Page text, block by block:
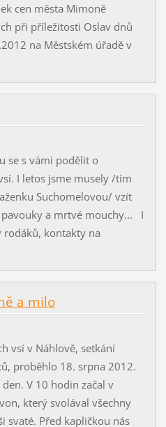
cen města Mimoně
při příležitosti Oslav dnů
na Městském úřadě v
se s vámi podělit o
I letos jsme musely /tím
Suchomelovou/ vzít
a mrtvé mouchy... I
rodáků, kontakty na
a milo
vsí v Náhlově, setkání
proběhlo 18. srpna 2012.
V 10 hodin začal v
který svolával všechny
svaté. Před kapličkou nás